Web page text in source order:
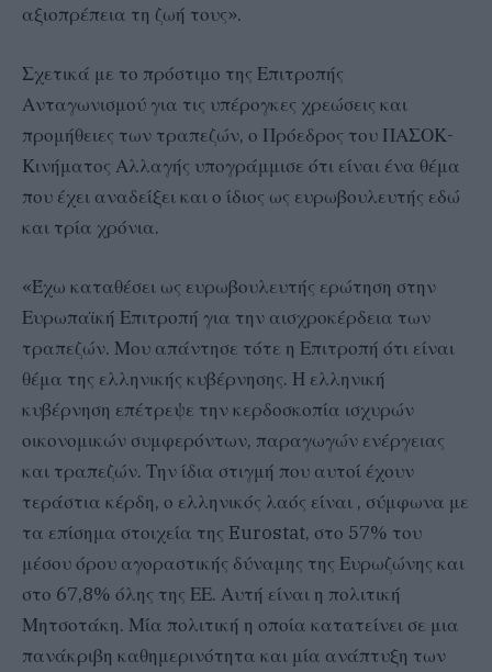
αξιοπρέπεια τη ζωή τους».
Σχετικά με το πρόστιμο της Επιτροπής
Ανταγωνισμού για τις υπέρογκες χρεώσεις και
προμήθειες των τραπεζών, ο Πρόεδρος του ΠΑΣΟΚ-
Κινήματος Αλλαγής υπογράμμισε ότι είναι ένα θέμα
που έχει αναδείξει και ο ίδιος ως ευρωβουλευτής εδώ
και τρία χρόνια.
«Έχω καταθέσει ως ευρωβουλευτής ερώτηση στην
Ευρωπαϊκή Επιτροπή για την αισχροκέρδεια των
τραπεζών. Μου απάντησε τότε η Επιτροπή ότι είναι
θέμα της ελληνικής κυβέρνησης. Η ελληνική
κυβέρνηση επέτρεψε την κερδοσκοπία ισχυρών
οικονομικών συμφερόντων, παραγωγών ενέργειας
και τραπεζών. Την ίδια στιγμή που αυτοί έχουν
τεράστια κέρδη, ο ελληνικός λαός είναι , σύμφωνα με
τα επίσημα στοιχεία της Eurostat, στο 57% του
μέσου όρου αγοραστικής δύναμης της Ευρωζώνης και
στο 67,8% όλης της ΕΕ. Αυτή είναι η πολιτική
Μητσοτάκη. Μία πολιτική η οποία κατατείνει σε μια
πανάκριβη καθημερινότητα και μία ανάπτυξη των